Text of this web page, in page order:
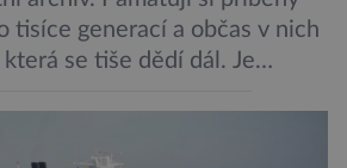
tisíce generací a občas v nich
se tiše dědí dál. Je
o zdraví jeho dítěte. Právě